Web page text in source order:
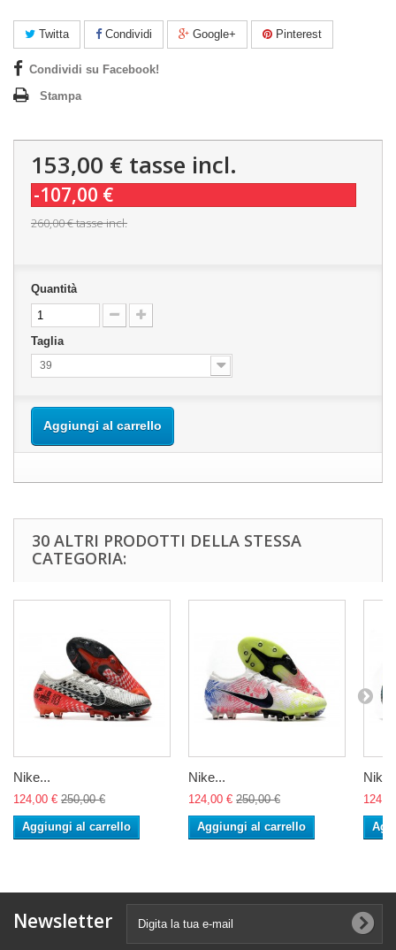
Twitta Condividi Google+ Pinterest
Condividi su Facebook!
Stampa
153,00 € tasse incl.
-107,00 €
260,00 €tasse incl.
Quantità
Taglia
39
Aggiungi al carrello
30 ALTRI PRODOTTI DELLA STESSA
CATEGORIA:
Nike...
124,00 € 250,00 €
Aggiungi al carrello
Nike...
124,00 € 250,00 €
Aggiungi al carrello
Newsletter